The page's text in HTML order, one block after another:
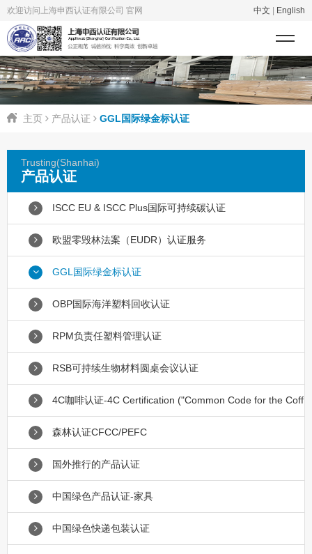
欢迎访问上海申西认证有限公司 官网 中文 English
主页 产品认证 GGL国际绿金标认证
Trusting(Shanhai)
产品认证
ISCC EU & ISCC Plus国际可持续碳认证
欧盟零毁林法案（EUDR）认证服务
GGL国际绿金标认证
OBP国际海洋塑料回收认证
RPM负责任塑料管理认证
RSB可持续生物材料圆桌会议认证
4C咖啡认证-4C Certification ("Common Code for the Coff
森林认证CFCC/PEFC
国外推行的产品认证
中国绿色产品认证-家具
中国绿色快递包装认证